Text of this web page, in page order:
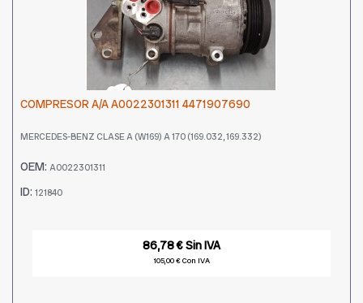
COMPRESOR A/A A0022301311 4471907690
MERCEDES-BENZ CLASE A (W169) A 170 (169.032, 169.332)
OEM: A0022301311
ID: 121840
86,78 € Sin IVA
105,00 € Con IVA